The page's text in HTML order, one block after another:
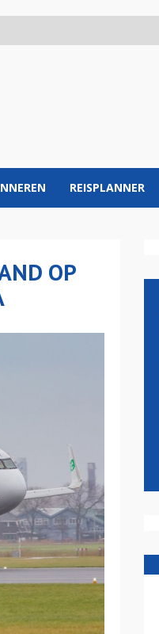
REISPLANNER
OP